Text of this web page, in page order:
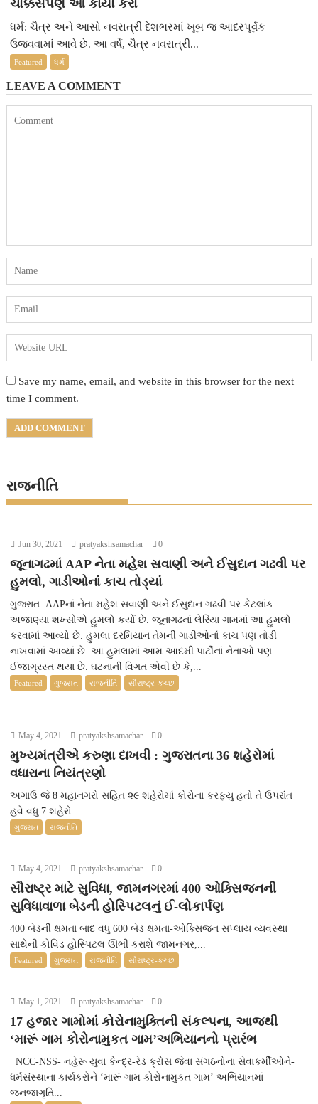
ચોક્કસપણે આ કાર્યો કરો
ધર્મ: ચૈત્ર અને આસો નવરાત્રી દેશભરમાં ખૂબ જ આદરપૂર્વક
ઉજવવામાં આવે છે. આ વર્ષે, ચૈત્ર નવરાત્રી...
Featured ધર્મ
LEAVE A COMMENT
Save my name, email, and website in this browser for the next
time I comment.
રાજનીતિ
Jun 30, 2021 pratyakshsamachar 0
જૂનાગઢમાં AAP નેતા મહેશ સવાણી અને ઈસુદાન ગઢવી પર
હુમલો, ગાડીઓનાં કાચ તોડ્યાં
ગુજરાત: AAPનાં નેતા મહેશ સવાણી અને ઈસુદાન ગઢવી પર કેટલાંક
અજાણ્યા શખ્સોએ હુમલો કર્યો છે. જૂનાગઢનાં લેરિયા ગામમાં આ હુમલો
કરવામાં આવ્યો છે. હુમલા દરમિયાન તેમની ગાડીઓનાં કાચ પણ તોડી
નાખવામાં આવ્યાં છે. આ હુમલામાં આમ આદમી પાર્ટીનાં નેતાઓ પણ
ઈજાગ્રસ્ત થયા છે. ઘટનાની વિગત એવી છે કે,...
Featured ગુજરાત રાજનીતિ સૌરાષ્ટ્ર-કચ્છ
May 4, 2021 pratyakshsamachar 0
મુખ્યમંત્રીએ કરુણા દાખવી : ગુજરાતના 36 શહેરોમાં
વધારાના નિયંત્રણો
અગાઉ જે 8 મહાનગરો સહિત ૨૯ શહેરોમાં કોરોના કરફ્યુ હતો તે ઉપરાંત
હવે વધુ 7 શહેરો...
ગુજરાત રાજનીતિ
May 4, 2021 pratyakshsamachar 0
સૌરાષ્ટ્ર માટે સુવિધા, જામનગરમાં 400 ઓક્સિજનની
સુવિધાવાળા બેડની હોસ્પિટલનું ઈ-લોકાર્પણ
400 બેડની ક્ષમતા બાદ વધુ 600 બેડ ક્ષમતા-ઓક્સિજન સપ્લાય વ્યવસ્થા
સાથેની કોવિડ હોસ્પિટલ ઊભી કરાશે જામનગર,...
Featured ગુજરાત રાજનીતિ સૌરાષ્ટ્ર-કચ્છ
May 1, 2021 pratyakshsamachar 0
17 હજાર ગામોમાં કોરોનામુક્તિની સંકલ્પના, આજથી
‘મારૂં ગામ કોરોનામુકત ગામ’અભિયાનનો પ્રારંભ
NCC-NSS- નહેરૂ યુવા કેન્દ્ર-રેડ ક્રોસ જેવા સંગઠનોના સેવાકર્મીઓને-
ધર્મસંસ્થાના કાર્યકરોને ‘મારૂં ગામ કોરોનામુકત ગામ’ અભિયાનમાં
જનજાગૃતિ...